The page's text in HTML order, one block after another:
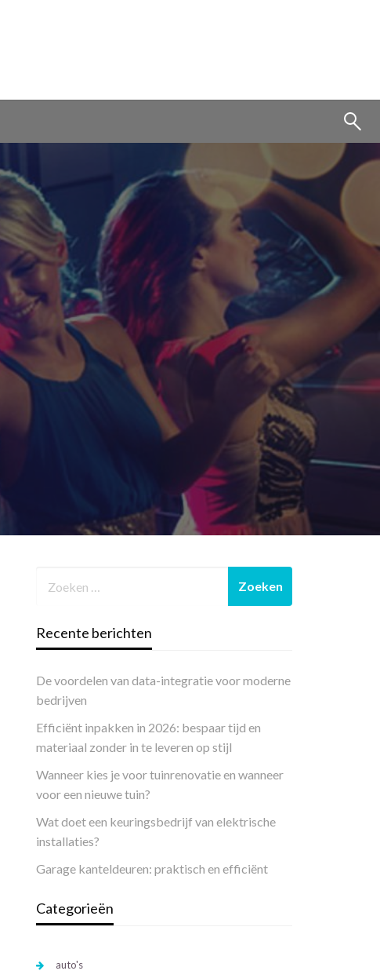
Recente berichten
De voordelen van data-integratie voor moderne
bedrijven
Efficiënt inpakken in 2026: bespaar tijd en
materiaal zonder in te leveren op stijl
Wanneer kies je voor tuinrenovatie en wanneer
voor een nieuwe tuin?
Wat doet een keuringsbedrijf van elektrische
installaties?
Garage kanteldeuren: praktisch en efficiënt
Categorieën
auto's